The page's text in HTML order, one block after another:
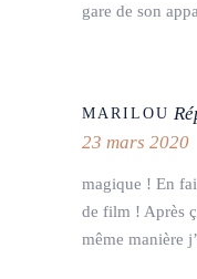
gare de son
MARILOU
23 mars 2020
magique ! En
de film ! Après
même manière